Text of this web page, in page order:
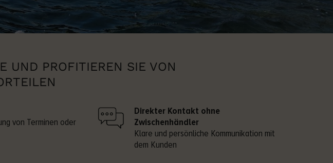
UND PROFITIEREN SIE VON
von Terminen oder
Direkter Kontakt ohne
Zwischenhändler
Klare und persönliche Kommunikation mit
dem Kunden